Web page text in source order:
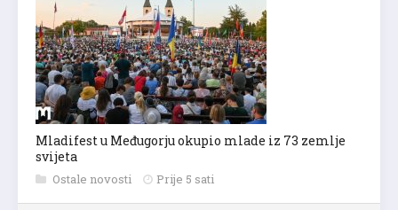
Mladifest u Međugorju okupio mlade iz 73 zemlje
svijeta
Ostale novosti Prije 5 sati